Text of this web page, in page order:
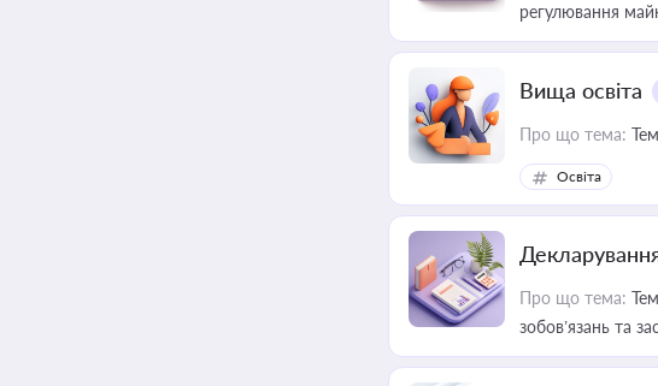
регулювання
Вища освіта
Про що тема:
Освіта
Про що тема:
зобов’язань та